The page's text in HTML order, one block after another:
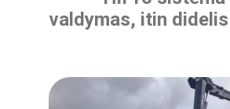
valdymas, itin